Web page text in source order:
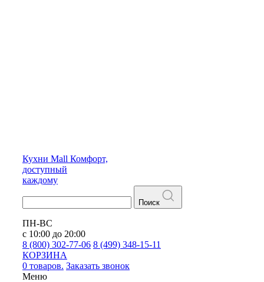
Кухни Mall Комфорт,
доступный
каждому
Поиск
ПН-ВС
с 10:00 до 20:00
8 (800) 302-77-06 8 (499) 348-15-11
КОРЗИНА
0 товаров. Заказать звонок
Меню